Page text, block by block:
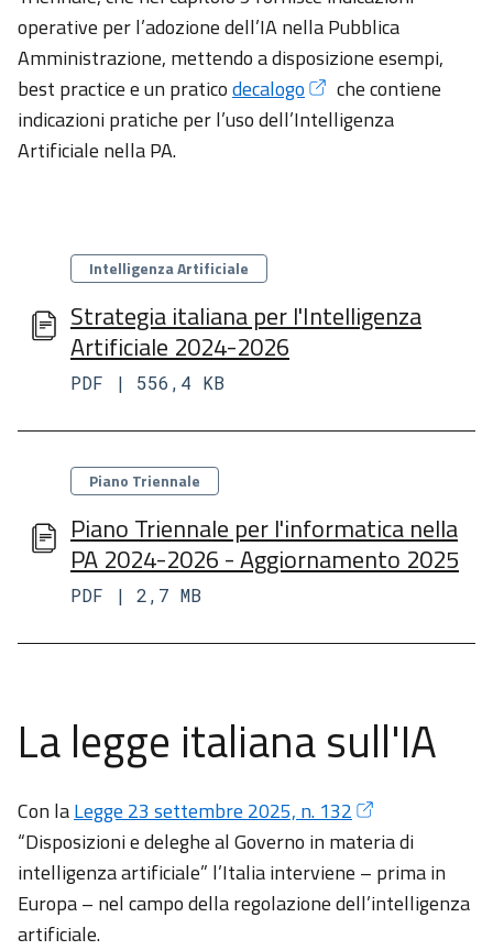
Comunicazione
operative per l’adozione dell’IA nella Pubblica
Amministrazione, mettendo a disposizione esempi,
best practice e un praticodecalogo
che contiene
indicazioni pratiche per l’uso dell’Intelligenza
Artificiale nella PA.
Strategia italiana per l'Intelligenza
Artificiale 2024-2026
Categorie
Intelligenza Artificiale
PDF | 556,4 KB
Piano Triennale per l'informatica nella
PA 2024-2026 - Aggiornamento 2025
Categorie
Piano Triennale
PDF | 2,7 MB
La legge italiana sull'IA
Con laLegge 23 settembre 2025, n. 132
“Disposizioni e deleghe al Governo in materia di
intelligenza artificiale” l’Italia interviene – prima in
Europa – nel campo della regolazione dell’intelligenza
artificiale.